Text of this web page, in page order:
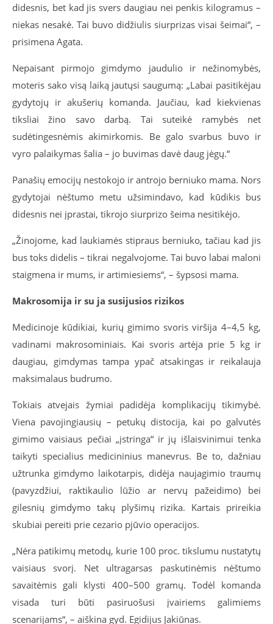
didesnis, bet kad jis svers daugiau nei penkis kilogramus –
niekas nesakė. Tai buvo didžiulis siurprizas visai šeimai“, –
prisimena Agata.
Nepaisant pirmojo gimdymo jaudulio ir nežinomybės,
moteris sako visą laiką jautųsi saugumą: „Labai pasitikėjau
gydytojų ir akušerių komanda. Jaučiau, kad kiekvienas
tiksliai žino savo darbą. Tai suteikė ramybės net
sudėtingesnėmis akimirkomis. Be galo svarbus buvo ir
vyro palaikymas šalia – jo buvimas davė daug jėgų.“
Panašių emocijų nestokojo ir antrojo berniuko mama. Nors
gydytojai nėštumo metu užsimindavo, kad kūdikis bus
didesnis nei įprastai, tikrojo siurprizo šeima nesitikėjo.
„Žinojome, kad laukiamės stipraus berniuko, tačiau kad jis
bus toks didelis – tikrai negalvojome. Tai buvo labai maloni
staigmena ir mums, ir artimiesiems“, – šypsosi mama.
Makrosomija ir su ja susijusios rizikos
Medicinoje kūdikiai, kurių gimimo svoris viršija 4–4,5 kg,
vadinami makrosominiais. Kai svoris artėja prie 5 kg ir
daugiau, gimdymas tampa ypač atsakingas ir reikalauja
maksimalaus budrumo.
Tokiais atvejais žymiai padidėja komplikacijų tikimybė.
Viena pavojingiausių – petukų distocija, kai po galvutės
gimimo vaisiaus pečiai „įstringa“ ir jų išlaisvinimui tenka
taikyti specialius medicininius manevrus. Be to, dažniau
užtrunka gimdymo laikotarpis, didėja naujagimio traumų
(pavyzdžiui, raktikaulio lūžio ar nervų pažeidimo) bei
gilesnių gimdymo takų plyšimų rizika. Kartais prireikia
skubiai pereiti prie cezario pjūvio operacijos.
„Nėra patikimų metodų, kurie 100 proc. tikslumu nustatytų
vaisiaus svorį. Net ultragarsas paskutinėmis nėštumo
savaitėmis gali klysti 400–500 gramų. Todėl komanda
visada turi būti pasiruošusi įvairiems galimiems
scenarijams“, – aiškina gyd. Egidijus Jakiūnas.